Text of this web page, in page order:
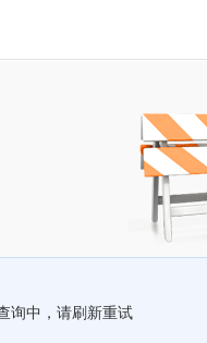
询中，请刷新重试